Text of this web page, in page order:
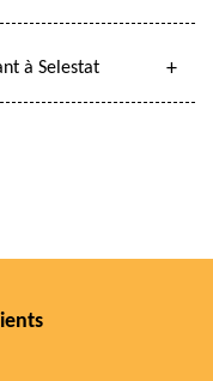
à Selestat